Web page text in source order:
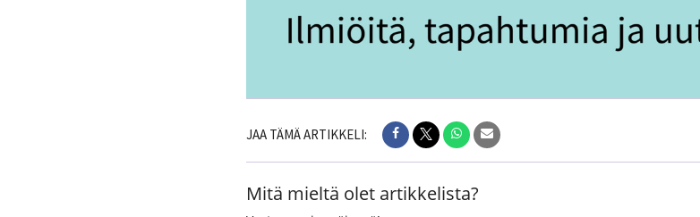
JAA TÄMÄ ARTIKKELI:
Mitä mieltä olet artikkelista?